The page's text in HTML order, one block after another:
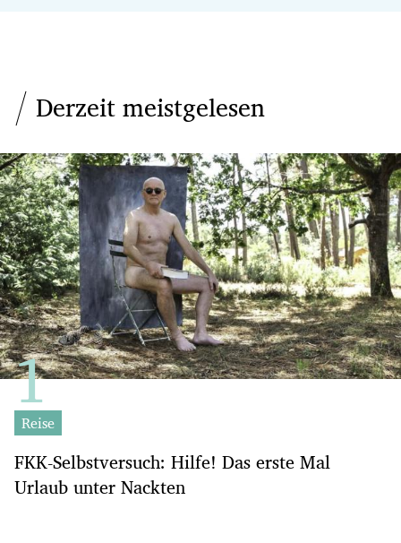
Derzeit meistgelesen
Reise
FKK-Selbstversuch: Hilfe! Das erste Mal
Urlaub unter Nackten